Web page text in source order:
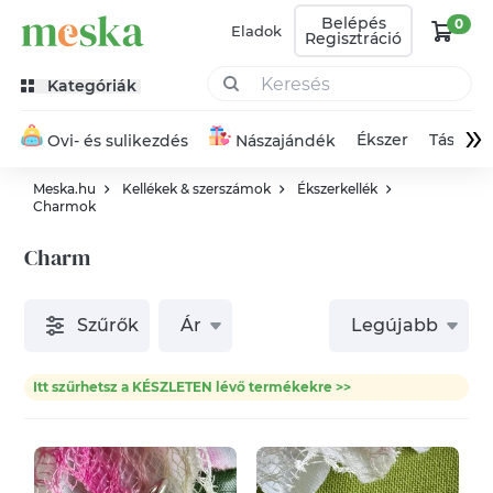
Eladok Belépés
Regisztráció
0
Kategóriák
Ovi- és sulikezdés Nászajándék Ékszer Táska»
Meska.hu Kellékek & szerszámok
Ékszerkellék
Charmok
Charm
Szűrők Ár Legújabb
Itt szűrhetsz a KÉSZLETEN lévő termékekre >>